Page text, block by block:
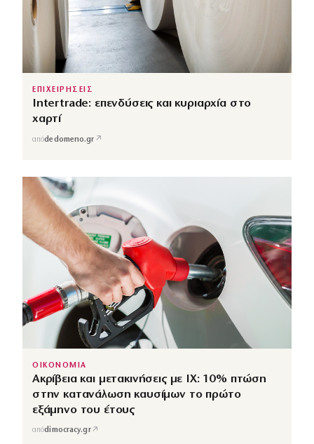
ΕΠΙΧΕΙΡΗΣΕΙΣ
Intertrade: επενδύσεις και κυριαρχία στο
χαρτί
απόdedomeno.gr ↗
ΟΙΚΟΝΟΜΙΑ
Ακρίβεια και μετακινήσεις με ΙΧ: 10% πτώση
στην κατανάλωση καυσίμων το πρώτο
εξάμηνο του έτους
απόdimocracy.gr↗